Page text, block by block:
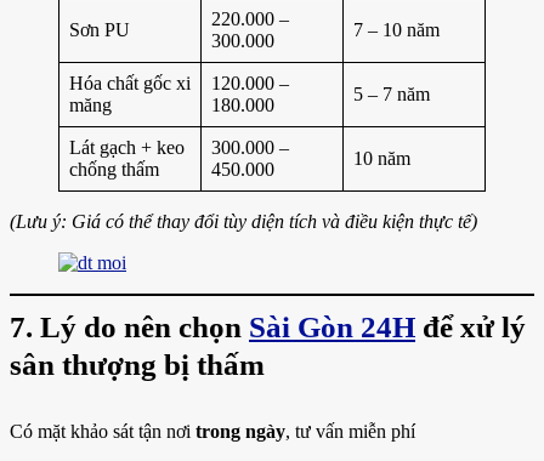
Sơn PU
220.000 –
300.000
7 – 10 năm
Hóa chất gốc xi
măng
120.000 –
180.000
5 – 7 năm
Lát gạch + keo
chống thấm
300.000 –
450.000
10 năm
(Lưu ý: Giá có thể thay đổi tùy diện tích và điều kiện thực tế)
7. Lý do nên chọn Sài Gòn 24H để xử lý
sân thượng bị thấm
Có mặt khảo sát tận nơi trong ngày, tư vấn miễn phí